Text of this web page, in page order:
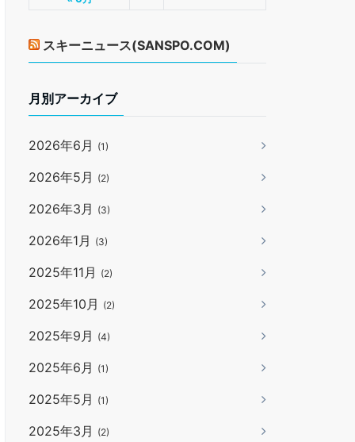
スキーニュース(SANSPO.COM)
月別アーカイブ
2026年6月 (1)
2026年5月 (2)
2026年3月 (3)
2026年1月 (3)
2025年11月 (2)
2025年10月 (2)
2025年9月 (4)
2025年6月 (1)
2025年5月 (1)
2025年3月 (2)